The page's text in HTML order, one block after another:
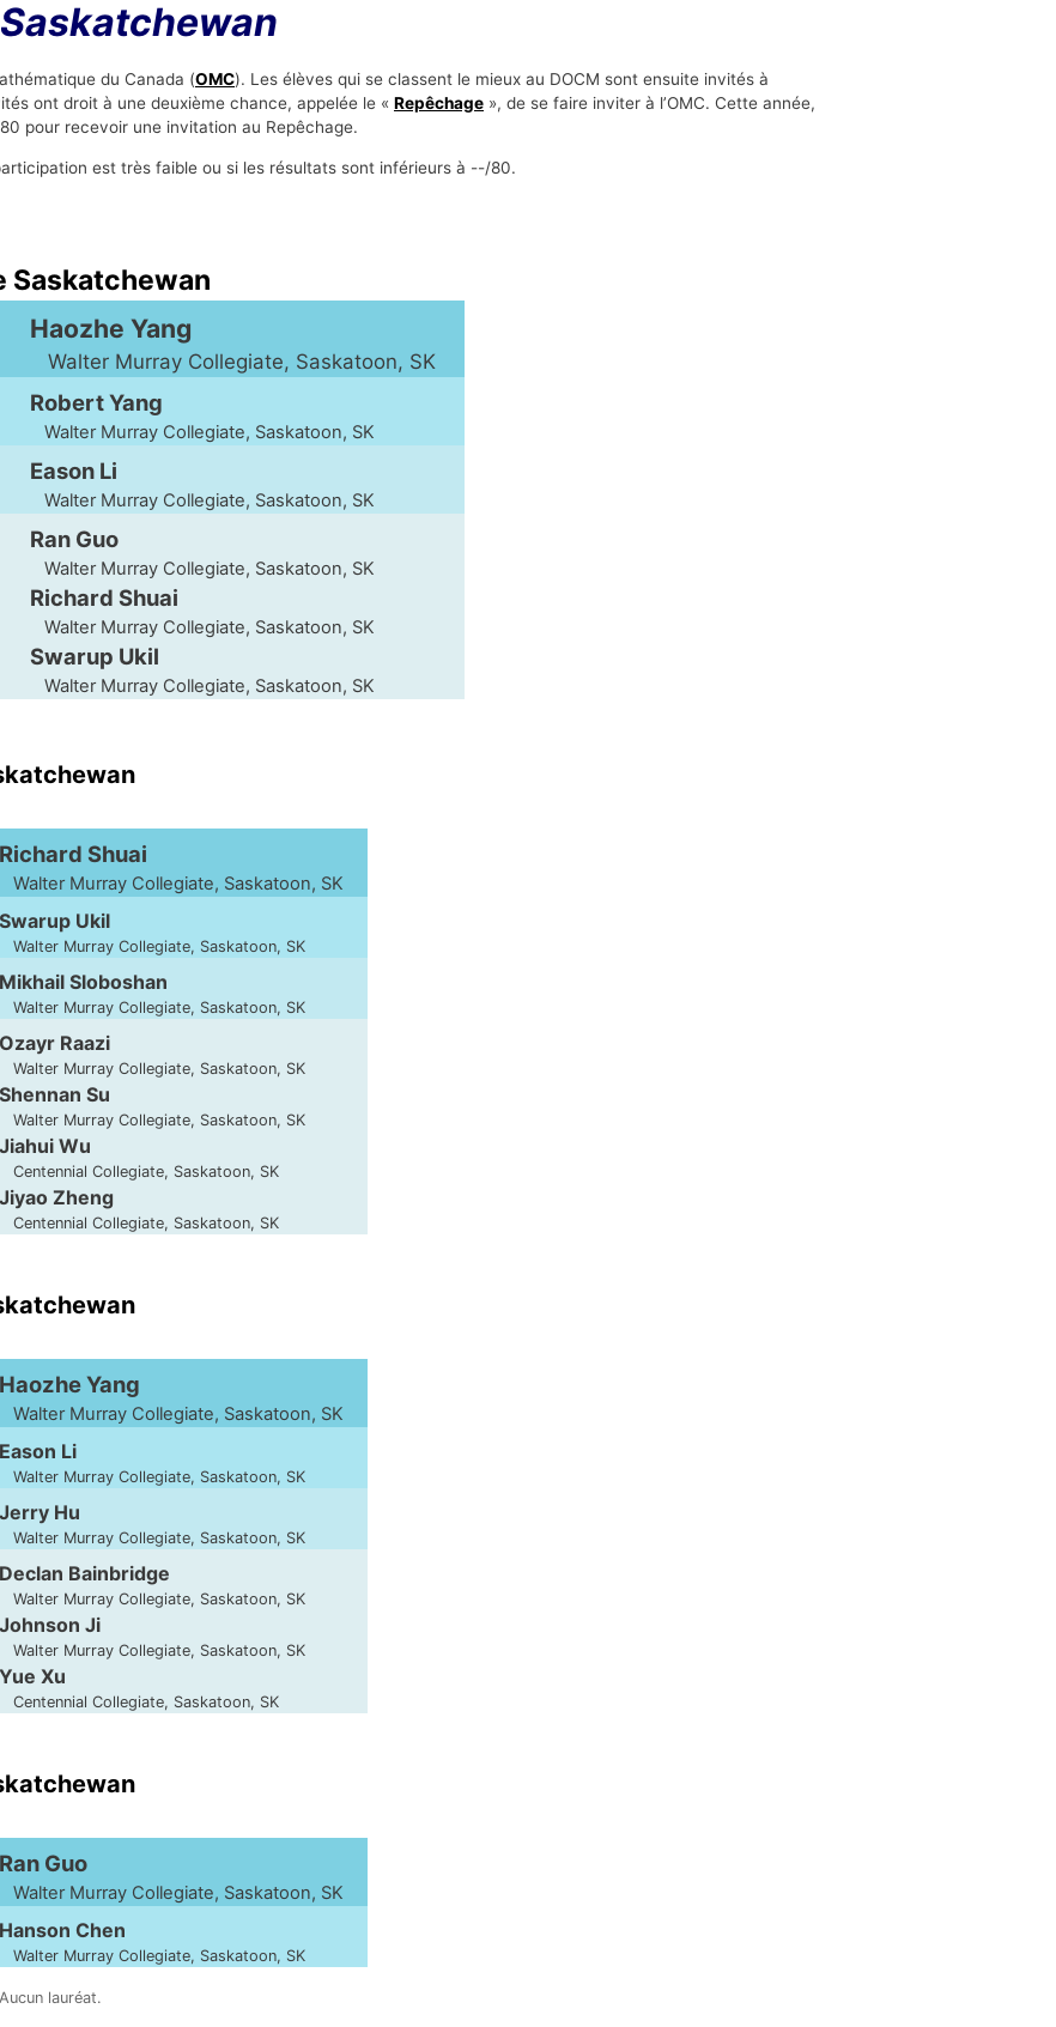
Saskatchewan
du Canada (OMC). Les élèves qui se classent le mieux au DOCM sont ensuite invités à
ont droit à une deuxième chance, appelée le « Repêchage », de se faire inviter à l’OMC. Cette année,
pour recevoir une invitation au Repêchage.
est très faible ou si les résultats sont inférieurs à --/80.
Saskatchewan
Haozhe Yang
Walter Murray Collegiate, Saskatoon, SK
Robert Yang
Walter Murray Collegiate, Saskatoon, SK
Eason Li
Walter Murray Collegiate, Saskatoon, SK
Ran Guo
Walter Murray Collegiate, Saskatoon, SK
Richard Shuai
Walter Murray Collegiate, Saskatoon, SK
Swarup Ukil
Walter Murray Collegiate, Saskatoon, SK
Richard Shuai
Walter Murray Collegiate, Saskatoon, SK
Swarup Ukil
Walter Murray Collegiate, Saskatoon, SK
Mikhail Sloboshan
Walter Murray Collegiate, Saskatoon, SK
Ozayr Raazi
Walter Murray Collegiate, Saskatoon, SK
Shennan Su
Walter Murray Collegiate, Saskatoon, SK
Jiahui Wu
Centennial Collegiate, Saskatoon, SK
Jiyao Zheng
Centennial Collegiate, Saskatoon, SK
Haozhe Yang
Walter Murray Collegiate, Saskatoon, SK
Eason Li
Walter Murray Collegiate, Saskatoon, SK
Jerry Hu
Walter Murray Collegiate, Saskatoon, SK
Declan Bainbridge
Walter Murray Collegiate, Saskatoon, SK
Johnson Ji
Walter Murray Collegiate, Saskatoon, SK
Yue Xu
Centennial Collegiate, Saskatoon, SK
Ran Guo
Walter Murray Collegiate, Saskatoon, SK
Hanson Chen
Walter Murray Collegiate, Saskatoon, SK
Aucun lauréat.